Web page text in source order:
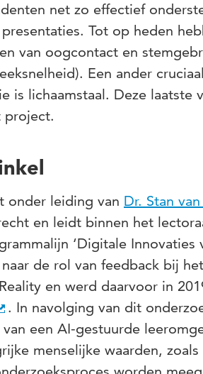
net zo effectief
Tot op heden
van oogcontact en
Een ander
is lichaamstaal. Deze laatste
project.
onder leiding van Dr. Stan
en leidt binnen het
‘Digitale Innovaties
de rol van feedback bij
en werd daarvoor in
. In navolging van dit
een AI-gestuurde
menselijke waarden, zoals